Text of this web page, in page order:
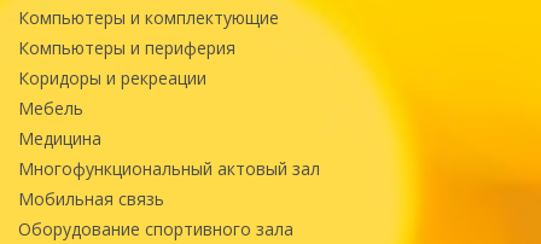
Компьютеры и комплектующие
Компьютеры и периферия
Коридоры и рекреации
Мебель
Медицина
Многофункциональный актовый зал
Мобильная связь
Оборудование спортивного зала